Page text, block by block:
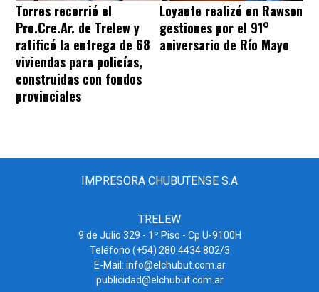
Torres recorrió el
Pro.Cre.Ar. de Trelew y
ratificó la entrega de 68
viviendas para policías,
construidas con fondos
provinciales
Loyaute realizó en Rawson
gestiones por el 91°
aniversario de Río Mayo
IMPRESORA CHUBUTENSE S.A
TRELEW
9 de Julio 329 - 1º Piso - Cp U-9100H
Teléfono (+54) 280 4434 802/3
E-Mail: info@elchubut.com.ar
publicidad@elchubut.com.ar